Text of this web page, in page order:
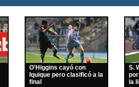
O'Higgins cayó con
Iquique pero clasificó a la
final
S.
la